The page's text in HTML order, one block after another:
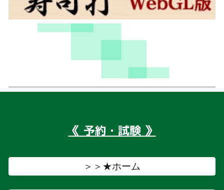
《 予約・試験 》
＞＞★ホーム